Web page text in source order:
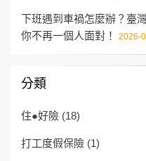
下班遇到車禍怎麼辦？臺
你不再一個人面對！
2026-
分類
住●好險 (18)
打工度假保險 (1)